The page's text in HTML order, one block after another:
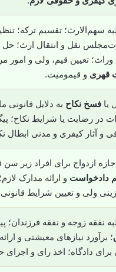
سهم‌الارث؛ تقسیم ترکه؛
نقل و انتقال ارث؛ حل
وراث؛ تعیین قیم، ولی و امور
قهری و قیمومیت.
یا فسخ نکاح به دلایل قانونی
در رضایت یا شرایط نکاح؛
و آثار کیفری و مدنی ابطال
ازدواج برای افراد زیر سن
دادخواست و ارائه مدارک
ولی و تعیین شرایط
نفقه زوجه و نفقه فرزندان؛
؛ برآورد نیازهای معیشتی و
برای دادگاه؛ اخذ رای و اجرای